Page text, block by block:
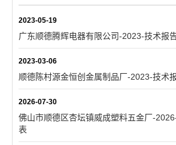
2023-05-19
广东顺德腾辉电器有限公司-2023-技术报
2023-03-06
顺德陈村源金恒创金属制品厂-2023-技术
2026-07-30
佛山市顺德区杏坛镇威成塑料五金厂-
表